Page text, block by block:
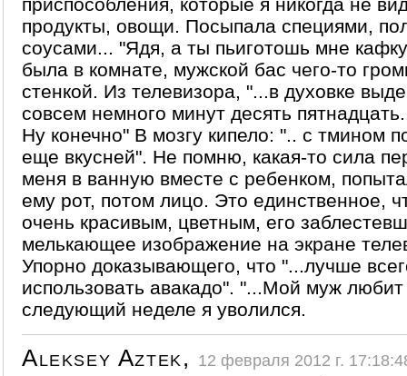
приспособления, которые я никогда не
продукты, овощи. Посыпала специями,
соусами... "Ядя, а ты пьиготошь мне
была в комнате, мужской бас чего-то
стенкой. Из телевизора, "...в духовке
совсем немного минут десять
Ну конечно" В мозгу кипело: ".. с тмином
еще вкусней". Не помню, какая-то сила
меня в ванную вместе с ребенком,
ему рот, потом лицо. Это единственное,
очень красивым, цветным, его
мелькающее изображение на экране
Упорно доказывающего, что "...лучше
использовать авакадо". "...Мой муж
следующий неделе я уволился.
Aleksey Aztek, 12 февраля 2012 г.